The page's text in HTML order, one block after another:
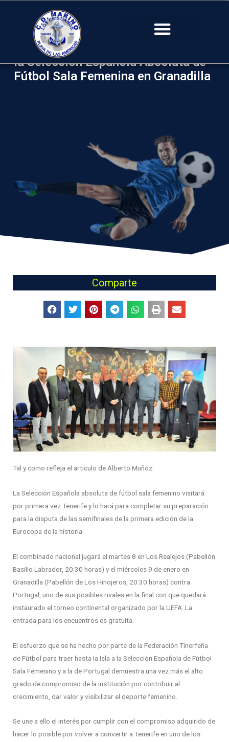
la Selección Española Absoluta de
Fútbol Sala Femenina en Granadilla
Comparte
Tal y como refleja el articulo de Alberto Muñoz:
La Selección Española absoluta de fútbol sala femenino visitará
por primera vez Tenerife y lo hará para completar su preparación
para la disputa de las semifinales de la primera edición de la
Eurocopa de la historia.
El combinado nacional jugará el martes 8 en Los Realejos (Pabellón
Basilio Labrador, 20:30 horas) y el miércoles 9 de enero en
Granadilla (Pabellón de Los Hinojeros, 20:30 horas) contra
Portugal, uno de sus posibles rivales en la final con que quedará
instaurado el torneo continental organizado por la UEFA. La
entrada para los encuentros es gratuita.
El esfuerzo que se ha hecho por parte de la Federación Tinerfeña
de Fútbol para traer hasta la Isla a la Selección Española de Fútbol
Sala Femenino y a la de Portugal demuestra una vez más el alto
grado de compromiso de la institución por contribuir al
crecimiento, dar valor y visibilizar el deporte femenino.
Se une a ello el interés por cumplir con el compromiso adquirido de
hacer lo posible por volver a convertir a Tenerife en uno de los